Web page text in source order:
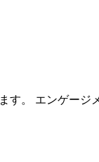
す。 エンゲー